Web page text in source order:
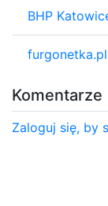
BHP
furgonetka.pl
Komentarze
Zaloguj się, by